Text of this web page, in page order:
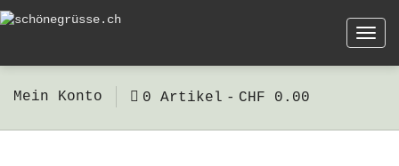
Mein Konto 0 Artikel CHF 0.00